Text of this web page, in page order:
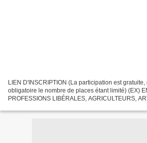
LIEN D'INSCRIPTION (La participation est
obligatoire le nombre de places étant limité) (EX)
PROFESSIONS LIBÉRALES, AGRICULTEURS,
INVITATION A LA...